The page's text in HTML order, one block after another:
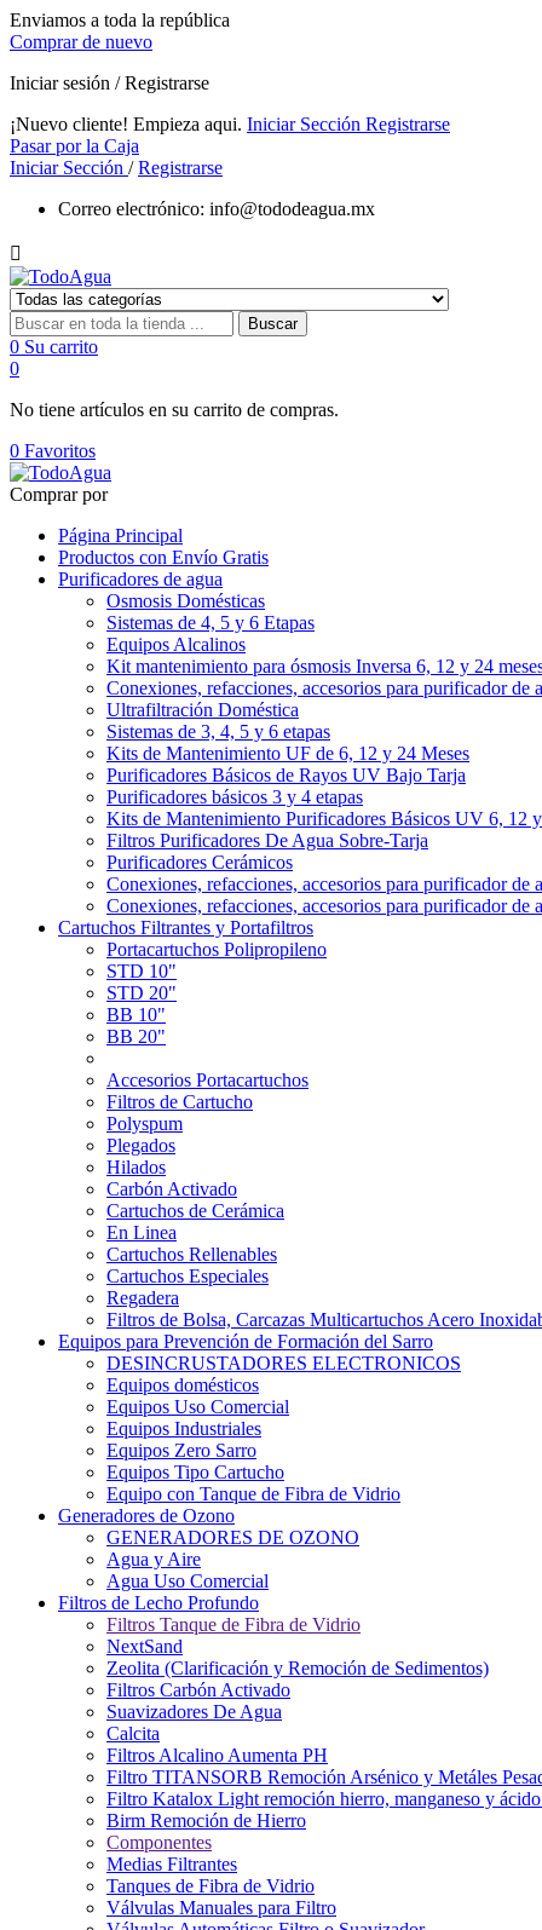
Enviamos a toda la república
Comprar de nuevo
Iniciar sesión / Registrarse
¡Nuevo cliente! Empieza aqui. Iniciar Sección Registrarse
Pasar por la Caja
Iniciar Sección /Registrarse
Correo electrónico: info@tododeagua.mx

Buscar
0 Su carrito
0
No tiene artículos en su carrito de compras.
0 Favoritos
Comprar por
Página Principal
Productos con Envío Gratis
Purificadores de agua
Osmosis Domésticas
Sistemas de 4, 5 y 6 Etapas
Equipos Alcalinos
Kit mantenimiento para ósmosis Inversa 6, 12 y 24
Conexiones, refacciones, accesorios para purificador de
Ultrafiltración Doméstica
Sistemas de 3, 4, 5 y 6 etapas
Kits de Mantenimiento UF de 6, 12 y 24 Meses
Purificadores Básicos de Rayos UV Bajo Tarja
Purificadores básicos 3 y 4 etapas
Kits de Mantenimiento Purificadores Básicos UV 6, 12
Filtros Purificadores De Agua Sobre-Tarja
Purificadores Cerámicos
Conexiones, refacciones, accesorios para purificador de
Conexiones, refacciones, accesorios para purificador de
Cartuchos Filtrantes y Portafiltros
Portacartuchos Polipropileno
STD 10"
STD 20"
BB 10"
BB 20"
Accesorios Portacartuchos
Filtros de Cartucho
Polyspum
Plegados
Hilados
Carbón Activado
Cartuchos de Cerámica
En Linea
Cartuchos Rellenables
Cartuchos Especiales
Regadera
Filtros de Bolsa, Carcazas Multicartuchos Acero
Equipos para Prevención de Formación del Sarro
DESINCRUSTADORES ELECTRONICOS
Equipos domésticos
Equipos Uso Comercial
Equipos Industriales
Equipos Zero Sarro
Equipos Tipo Cartucho
Equipo con Tanque de Fibra de Vidrio
Generadores de Ozono
GENERADORES DE OZONO
Agua y Aire
Agua Uso Comercial
Filtros de Lecho Profundo
Filtros Tanque de Fibra de Vidrio
NextSand
Zeolita (Clarificación y Remoción de Sedimentos)
Filtros Carbón Activado
Suavizadores De Agua
Calcita
Filtros Alcalino Aumenta PH
Filtro TITANSORB Remoción Arsénico y Metáles
Filtro Katalox Light remoción hierro, manganeso y
Birm Remoción de Hierro
Componentes
Medias Filtrantes
Tanques de Fibra de Vidrio
Válvulas Manuales para Filtro